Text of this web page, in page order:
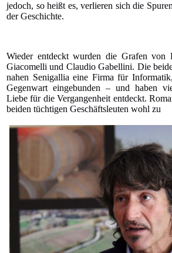
jedoch, so heißt es, verlieren sich die
der Geschichte.
Wieder entdeckt wurden die Grafen von
Giacomelli und Claudio Gabellini. Die
nahen Senigallia eine Firma für
Gegenwart eingebunden – und haben
Liebe für die Vergangenheit entdeckt.
beiden tüchtigen Geschäftsleuten wohl zu